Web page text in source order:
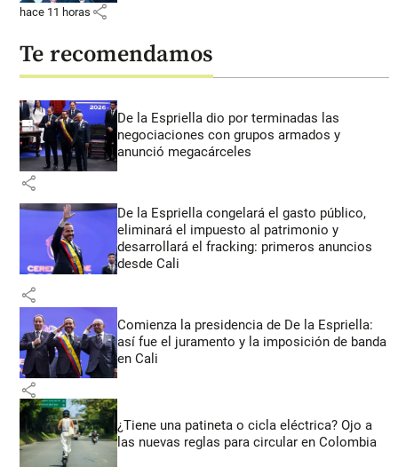
hace 11 horas share
Te recomendamos
De la Espriella dio por terminadas las
negociaciones con grupos armados y
anunció megacárceles
share
De la Espriella congelará el gasto público,
eliminará el impuesto al patrimonio y
desarrollará el fracking: primeros anuncios
desde Cali
share
Comienza la presidencia de De la Espriella:
así fue el juramento y la imposición de banda
en Cali
share
¿Tiene una patineta o cicla eléctrica? Ojo a
las nuevas reglas para circular en Colombia